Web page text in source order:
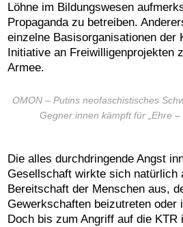
Löhne im Bildungswesen
Propaganda zu betreiben.
einzelne Basisorganisationen der
Initiative an Freiwilligenprojekten
Armee.
OMON – Putins neofaschistisches
Gegner:innen kämpft für „Ehre
Die alles durchdringende Angst
Gesellschaft wirkte sich natürlich
Bereitschaft der Menschen aus,
Gewerkschaften beizutreten oder
Doch bis zum Angriff auf die KTR